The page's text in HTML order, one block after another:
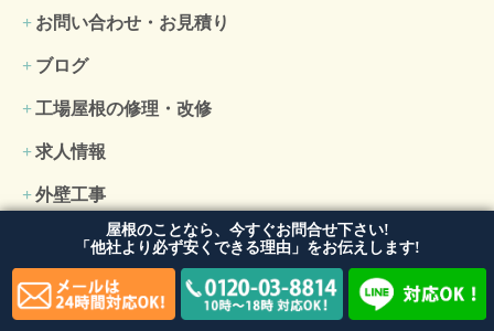
お問い合わせ・お見積り
ブログ
工場屋根の修理・改修
求人情報
外壁工事
外壁塗装
外壁張り替え・リフォーム
防水工事・コーキング工事
屋根のことなら、今すぐお問合せ下さい!
「他社より必ず安くできる理由」をお伝えします!